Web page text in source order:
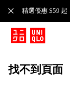
精選優惠 $59 起
找不到頁面